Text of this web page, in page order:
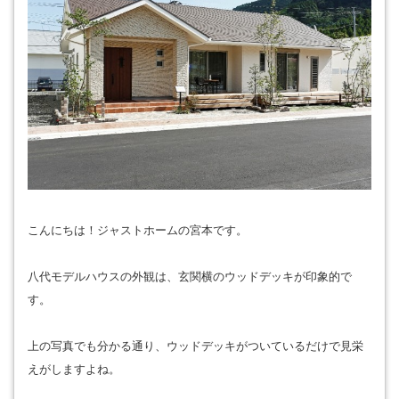
こんにちは！ジャストホームの宮本です。
八代モデルハウスの外観は、玄関横のウッドデッキが印象的で
す。
上の写真でも分かる通り、ウッドデッキがついているだけで見栄
えがしますよね。